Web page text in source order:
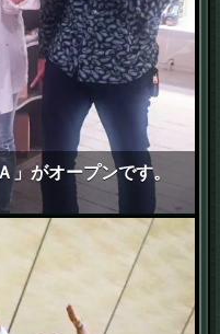
」がオープンです。